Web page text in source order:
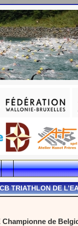
TRIATHLON DE
Championne de